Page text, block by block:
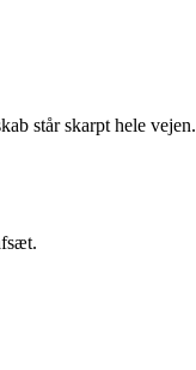
står skarpt hele vejen.